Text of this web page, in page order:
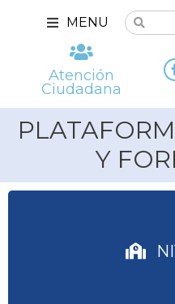
MENU
Atención
Ciudadana
Y